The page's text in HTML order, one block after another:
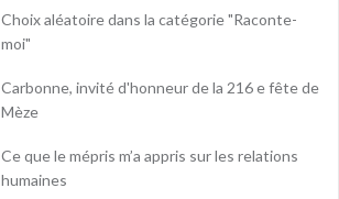
Choix aléatoire dans la catégorie "Raconte-
moi"
Carbonne, invité d'honneur de la 216 e fête de
Mèze
Ce que le mépris m’a appris sur les relations
humaines